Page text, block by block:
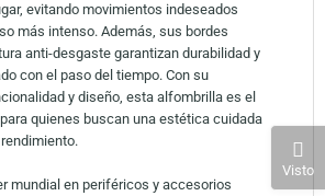
evitando movimientos indeseados
más intenso. Además, sus bordes
anti-desgaste garantizan durabilidad y
con el paso del tiempo. Con su
y diseño, esta alfombrilla es el
quienes buscan una estética cuidada
mundial en periféricos y accesorios
Visto